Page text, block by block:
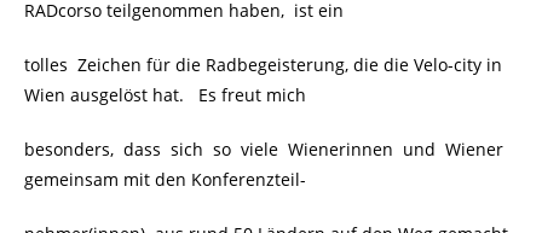
RADcorso teilgenommen haben, ist ein
tolles Zeichen für die Radbegeisterung, die die Velo-city in
Wien ausgelöst hat. Es freut mich
besonders, dass sich so viele Wienerinnen und Wiener
gemeinsam mit den Konferenzteil-